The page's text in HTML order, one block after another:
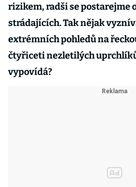
rizikem, radši se postarejme
strádajících. Tak nějak
extrémních pohledů na
čtyřiceti nezletilých
vypovídá?